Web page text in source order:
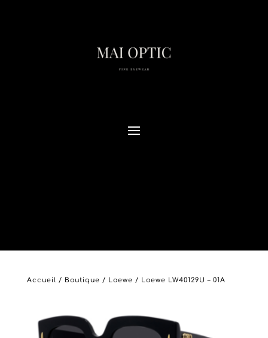
Accueil / Boutique / Loewe / Loewe LW40129U – 01A